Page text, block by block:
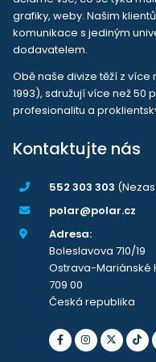
grafiky, weby. Našim
komunikace s jediným
dodavatelem.
Obě naše divize těží z více
1993), sdružují více než
profesionalitu a
Kontaktujte nás
552 303 303
polar@polar.cz
Adresa:
Boleslavova 710/19
Ostrava-Mariánské
709 00
Česká republika